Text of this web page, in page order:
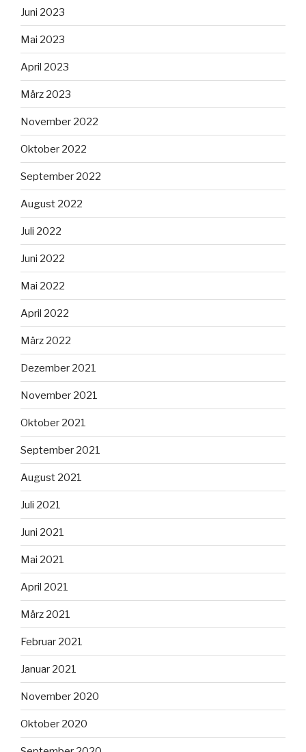
Juni 2023
Mai 2023
April 2023
März 2023
November 2022
Oktober 2022
September 2022
August 2022
Juli 2022
Juni 2022
Mai 2022
April 2022
März 2022
Dezember 2021
November 2021
Oktober 2021
September 2021
August 2021
Juli 2021
Juni 2021
Mai 2021
April 2021
März 2021
Februar 2021
Januar 2021
November 2020
Oktober 2020